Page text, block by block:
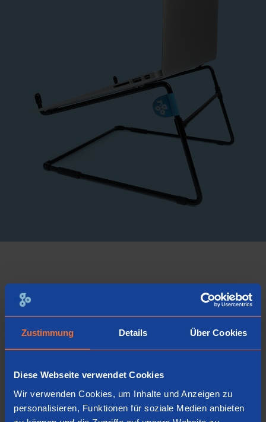
Zustimmung Details Über Cookies
Diese Webseite verwendet Cookies
Wir verwenden Cookies, um Inhalte und Anzeigen zu
personalisieren, Funktionen für soziale Medien anbieten